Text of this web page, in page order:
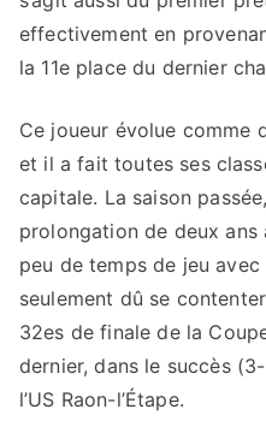
effectivement en
la 11e place du dernier
Ce joueur évolue comme
et il a fait toutes ses
capitale. La saison
prolongation de deux ans
peu de temps de jeu avec
seulement dû se
32es de finale de la
dernier, dans le succès
l’US Raon-l’Étape.